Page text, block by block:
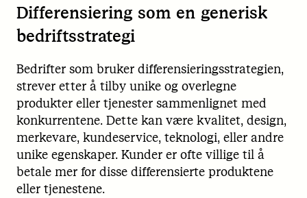
Differensiering som en generisk
bedriftsstrategi
Bedrifter som bruker differensieringsstrategien,
strever etter å tilby unike og overlegne
produkter eller tjenester sammenlignet med
konkurrentene. Dette kan være kvalitet, design,
merkevare, kundeservice, teknologi, eller andre
unike egenskaper. Kunder er ofte villige til å
betale mer for disse differensierte produktene
eller tjenestene.